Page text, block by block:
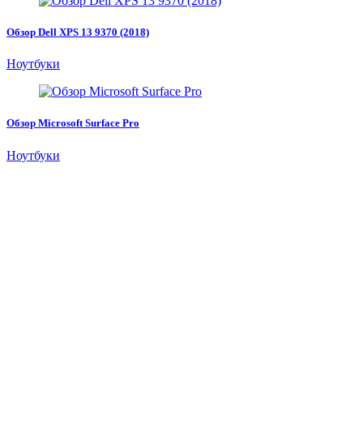
Обзор Dell XPS 13 9370 (2018)
Ноутбуки
Обзор Microsoft Surface Pro
Ноутбуки